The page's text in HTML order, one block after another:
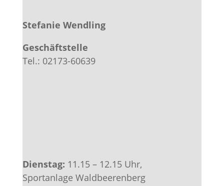
Stefanie Wendling
Geschäftstelle
Tel.: 02173-60639
Dienstag: 11.15 – 12.15 Uhr,
Sportanlage Waldbeerenberg